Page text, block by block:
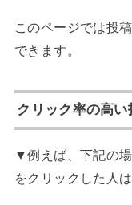
このページでは投
できます。
クリック率の高
▼例えば、下記の
をクリックした人